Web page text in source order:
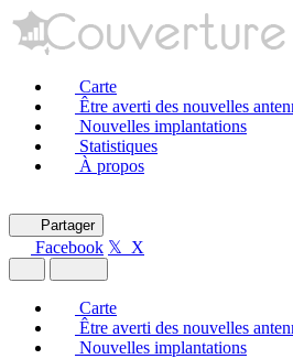
Carte
Être averti des nouvelles
Nouvelles implantations
Statistiques
À propos
Partager
Facebook 𝕏 X
Carte
Être averti des nouvelles
Nouvelles implantations